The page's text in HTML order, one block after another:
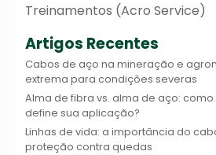
Treinamentos (Acro Service)
Artigos Recentes
Cabos de aço na mineração e
extrema para condições severas
Alma de fibra vs. alma de aço:
define sua aplicação?
Linhas de vida: a importância do
proteção contra quedas